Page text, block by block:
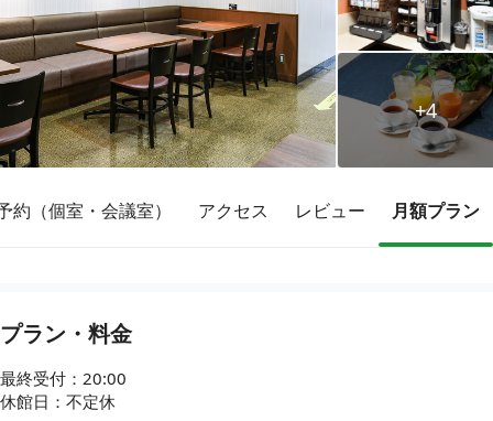
コワーキング運営DXシステム
E Solution
その他
+4
約（個室・会議室） アクセス レビュー 月額プラン
プラン・料金
最終受付：20:00
休館日：不定休